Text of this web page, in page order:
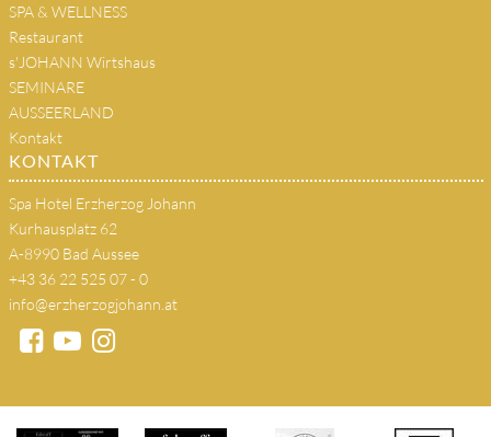
SPA & WELLNESS
Restaurant
s'JOHANN Wirtshaus
SEMINARE
AUSSEERLAND
Kontakt
KONTAKT
Spa Hotel Erzherzog Johann
Kurhausplatz 62
A-8990 Bad Aussee
+43 36 22 525 07 - 0
info@erzherzogjohann.at